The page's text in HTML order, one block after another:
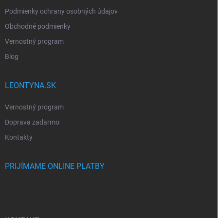
Podmienky ochrany osobných údajov
Obchodné podmienky
Vernostný program
Blog
LEONTYNA.SK
Vernostný program
Doprava zadarmo
Kontakty
PRIJÍMAME ONLINE PLATBY